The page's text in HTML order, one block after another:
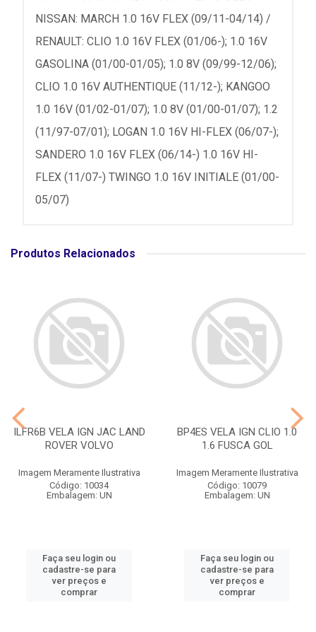
NISSAN: MARCH 1.0 16V FLEX (09/11-04/14) /
RENAULT: CLIO 1.0 16V FLEX (01/06-); 1.0 16V
GASOLINA (01/00-01/05); 1.0 8V (09/99-12/06);
CLIO 1.0 16V AUTHENTIQUE (11/12-); KANGOO
1.0 16V (01/02-01/07); 1.0 8V (01/00-01/07); 1.2
(11/97-07/01); LOGAN 1.0 16V HI-FLEX (06/07-);
SANDERO 1.0 16V FLEX (06/14-) 1.0 16V HI-
FLEX (11/07-) TWINGO 1.0 16V INITIALE (01/00-
05/07)
Produtos Relacionados
ILFR6B VELA IGN JAC LAND
ROVER VOLVO
Imagem Meramente Ilustrativa
Código: 10034
Embalagem: UN
Faça seu login ou
cadastre-se para
ver preços e
comprar
BP4ES VELA IGN CLIO 1.0
1.6 FUSCA GOL
Imagem Meramente Ilustrativa
Código: 10079
Embalagem: UN
Faça seu login ou
cadastre-se para
ver preços e
comprar